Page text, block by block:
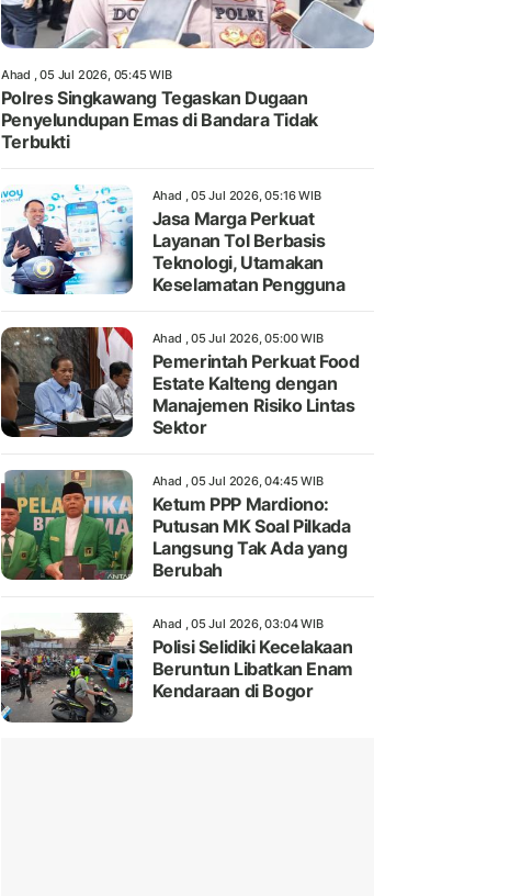
Ahad , 05 Jul 2026, 05:45 WIB
Polres Singkawang Tegaskan Dugaan
Penyelundupan Emas di Bandara Tidak
Terbukti
Ahad , 05 Jul 2026, 05:16 WIB
Jasa Marga Perkuat
Layanan Tol Berbasis
Teknologi, Utamakan
Keselamatan Pengguna
Ahad , 05 Jul 2026, 05:00 WIB
Pemerintah Perkuat Food
Estate Kalteng dengan
Manajemen Risiko Lintas
Sektor
Ahad , 05 Jul 2026, 04:45 WIB
Ketum PPP Mardiono:
Putusan MK Soal Pilkada
Langsung Tak Ada yang
Berubah
Ahad , 05 Jul 2026, 03:04 WIB
Polisi Selidiki Kecelakaan
Beruntun Libatkan Enam
Kendaraan di Bogor